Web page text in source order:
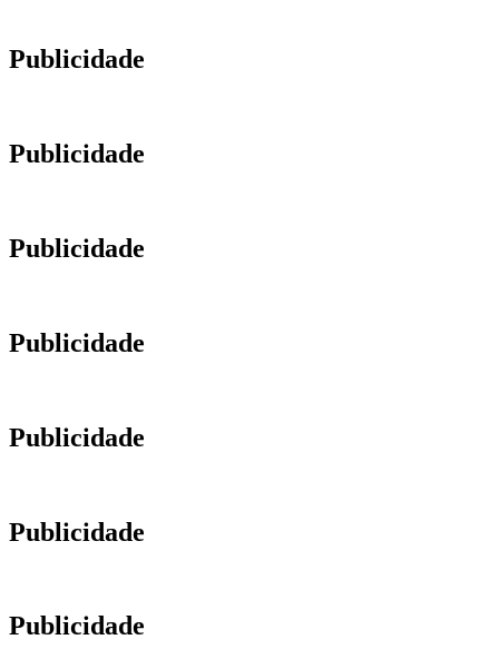
Publicidade
Publicidade
Publicidade
Publicidade
Publicidade
Publicidade
Publicidade